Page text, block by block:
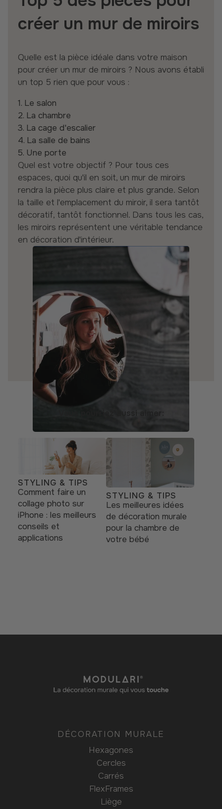
créer un mur de miroirs
Quelle est la pièce idéale dans votre maison
pour créer un mur de miroirs ? Nous avons établi
un top 5 rien que pour vous :
1. Le salon
2. La chambre
3. La cage d'escalier
4. La salle de bains
5. Une porte
Quel est votre objectif ? Pour tous ces
espaces, quoi qu'il en soit, un mur de miroirs
rendra la pièce plus claire et plus grande. Selon
la taille et l'emplacement du miroir, il sera tantôt
décoratif, tantôt fonctionnel. Dans tous les cas,
les miroirs représentent une véritable tendance
en décoration d'intérieur.
STYLING & TIPS
Comment faire un
collage photo sur
iPhone : les meilleurs
conseils et
applications
STYLING & TIPS
Les meilleures idées
de décoration murale
pour la chambre de
votre bébé
DÉCORATION MURALE
Hexagones
Cercles
Carrés
FlexFrames
Liège